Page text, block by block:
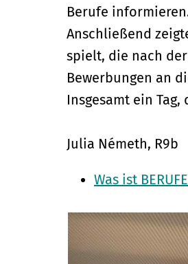
Berufe
Anschließend
spielt, die nach
Bewerbungen an
Insgesamt ein
Julia Németh, R9b
Was ist